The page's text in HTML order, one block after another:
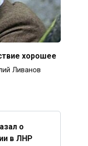
хорошее
Ливанов
о
в ЛНР